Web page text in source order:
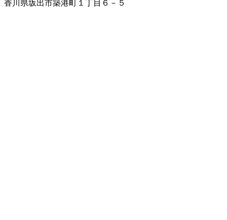
香川県坂出市築港町１丁目６－５